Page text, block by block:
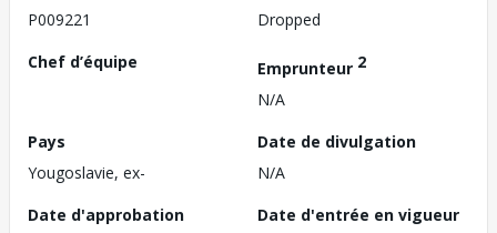
P009221
Dropped
Chef d’équipe
Emprunteur 2
N/A
Pays
Yougoslavie, ex-
Date de divulgation
N/A
Date d'approbation
Date d'entrée en vigueur